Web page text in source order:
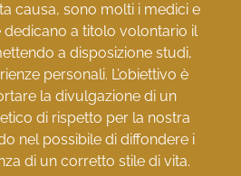
causa, sono molti i medici e
dedicano a titolo volontario il
a disposizione studi,
personali. L’obiettivo è
la divulgazione di un
di rispetto per la nostra
nel possibile di diffondere i
di un corretto stile di vita.